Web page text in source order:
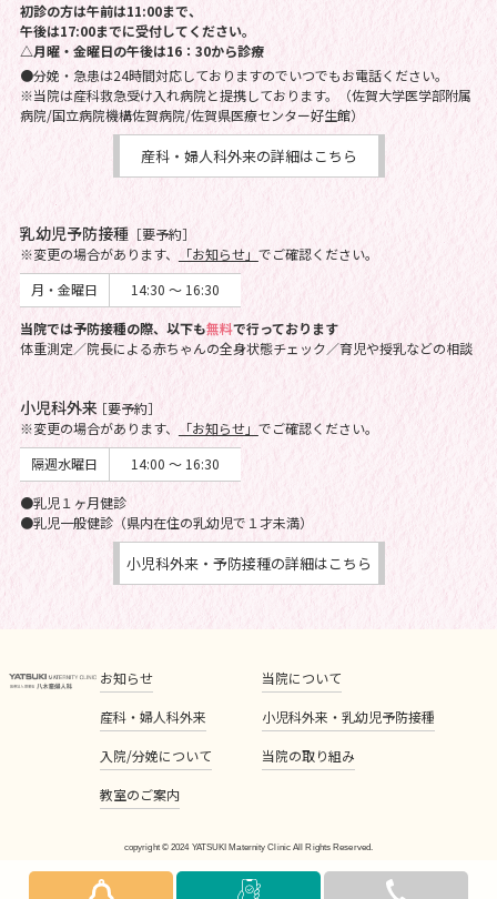
初診の方は午前は11:00まで、
午後は17:00までに受付してください。
△月曜・金曜日の午後は16：30から診療
●分娩・急患は24時間対応しておりますのでいつでもお電話ください。
※当院は産科救急受け入れ病院と提携しております。（佐賀大学医学部附属
病院/国立病院機構佐賀病院/佐賀県医療センター好生館）
産科・婦人科外来の詳細はこちら
乳幼児予防接種［要予約］
※変更の場合があります、 「お知らせ」 でご確認ください。
月・金曜日
14:30 ～ 16:30
当院では予防接種の際、以下も無料で行っております
体重測定／院長による赤ちゃんの全身状態チェック／育児や授乳などの相談
小児科外来［要予約］
※変更の場合があります、
「お知らせ」 でご確認ください。
隔週水曜日
14:00 ～ 16:30
●乳児１ヶ月健診
●乳児一般健診（県内在住の乳幼児で１才未満）
小児科外来・予防接種の詳細はこちら
お知らせ 当院について
産科・婦人科外来 小児科外来・乳幼児予防接種
入院/分娩について 当院の取り組み
教室のご案内
copyright © 2024 YATSUKI Maternity Clinic All Rights Reserved.